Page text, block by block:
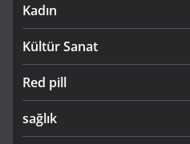
Kadın
Kültür Sanat
Red pill
sağlık